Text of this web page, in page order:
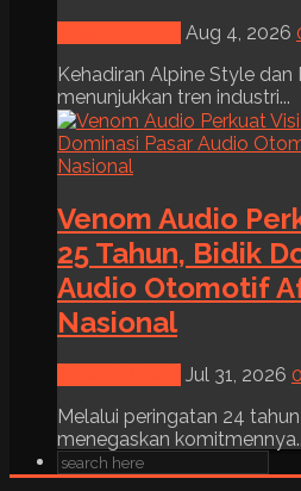
Aug 4, 2026
Kehadiran Alpine Style dan
menunjukkan tren industri...
Venom Audio
25 Tahun, Bidik
Audio Otomotif
Nasional
Jul 31, 2026 0
Melalui peringatan 24
menegaskan